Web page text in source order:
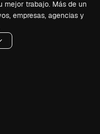
mejor trabajo. Más de un
empresas, agencias y